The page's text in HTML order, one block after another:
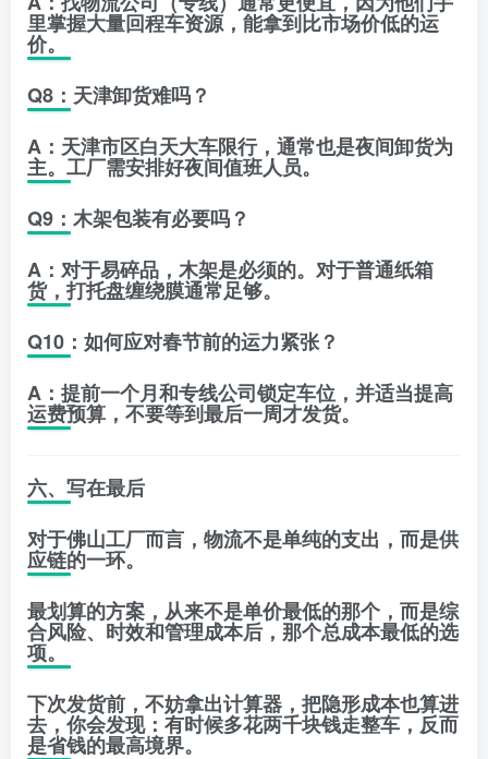
里掌握大量回程车资源，能拿到比市场价低的运
价。
Q8：天津卸货难吗？
A：天津市区白天大车限行，通常也是夜间卸货为
主。工厂需安排好夜间值班人员。
Q9：木架包装有必要吗？
A：对于易碎品，木架是必须的。对于普通纸箱
货，打托盘缠绕膜通常足够。
Q10：如何应对春节前的运力紧张？
A：提前一个月和专线公司锁定车位，并适当提高
运费预算，不要等到最后一周才发货。
六、写在最后
对于佛山工厂而言，物流不是单纯的支出，而是供
应链的一环。
最划算的方案，从来不是单价最低的那个，而是综
合风险、时效和管理成本后，那个总成本最低的选
项。
下次发货前，不妨拿出计算器，把隐形成本也算进
去，你会发现： 有时候多花两千块钱走整车，反而
是省钱的最高境界。